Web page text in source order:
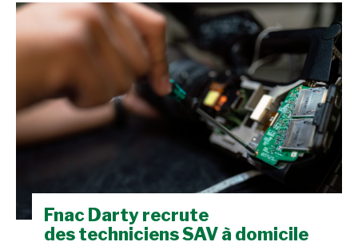
Fnac Darty recrute
des techniciens SAV à domicile